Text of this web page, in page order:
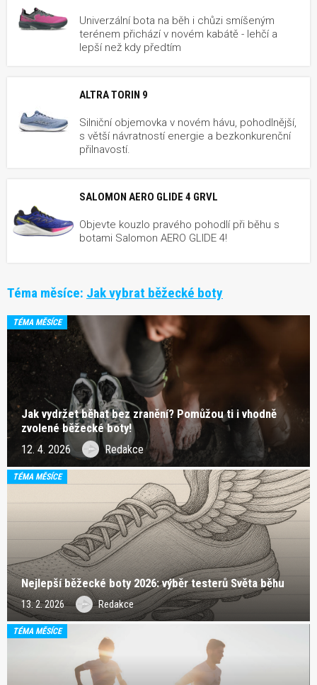
Univerzální bota na běh i chůzi smíšeným
terénem přichází v novém kabátě - lehčí a
lepší než kdy předtím
ALTRA TORIN 9
Silniční objemovka v novém hávu, pohodlnější,
s větší návratností energie a bezkonkurenční
přilnavostí.
SALOMON AERO GLIDE 4 GRVL
Objevte kouzlo pravého pohodlí při běhu s
botami Salomon AERO GLIDE 4!
Téma měsíce: Jak vybrat běžecké boty
TÉMA MĚSÍCE
Jak vydržet běhat bez zranění? Pomůžou ti i vhodně
zvolené běžecké boty!
12. 4. 2026 Redakce
TÉMA MĚSÍCE
Nejlepší běžecké boty 2026: výběr testerů Světa běhu
13. 2. 2026 Redakce
TÉMA MĚSÍCE